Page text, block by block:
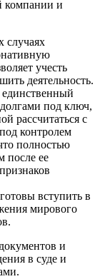
компании и
случаях
учесть
деятельность.
под ключ,
рассчитаться с
контролем
полностью
после ее
вступить в
мирового
и
в суде и